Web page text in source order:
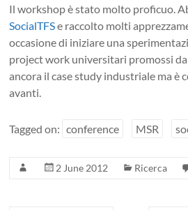
Il workshop è stato molto proficuo.
SocialTFSe raccolto molti
occasione di iniziare una
project work universitari promossi
ancora il case study industriale ma è
avanti.
Tagged on: conference MSR
2 June 2012 Ricerca